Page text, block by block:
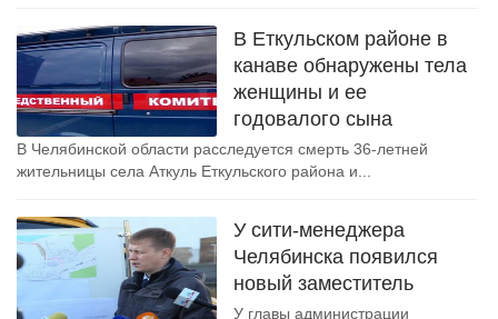
В Еткульском районе в
канаве обнаружены тела
женщины и ее
годовалого сына
В Челябинской области расследуется смерть 36-летней
жительницы села Аткуль Еткульского района и...
У сити-менеджера
Челябинска появился
новый заместитель
У главы администрации